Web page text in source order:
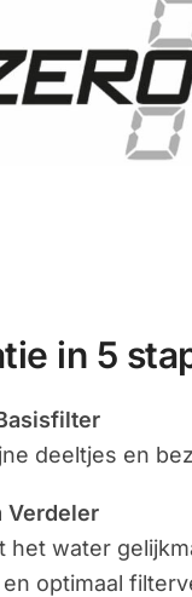
in 5
deeltjes en
Verdeler
het water
optimaal